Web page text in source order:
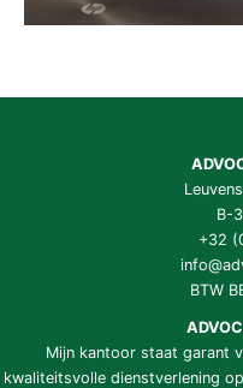
B-
+32
BTW
Mijn kantoor staat garant
kwaliteitsvolle dienstverlening